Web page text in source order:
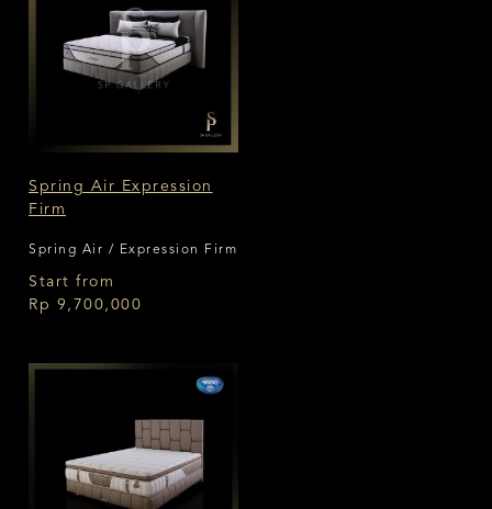
Spring Air Expression
Firm
Spring Air / Expression Firm
Start from
Rp 9,700,000